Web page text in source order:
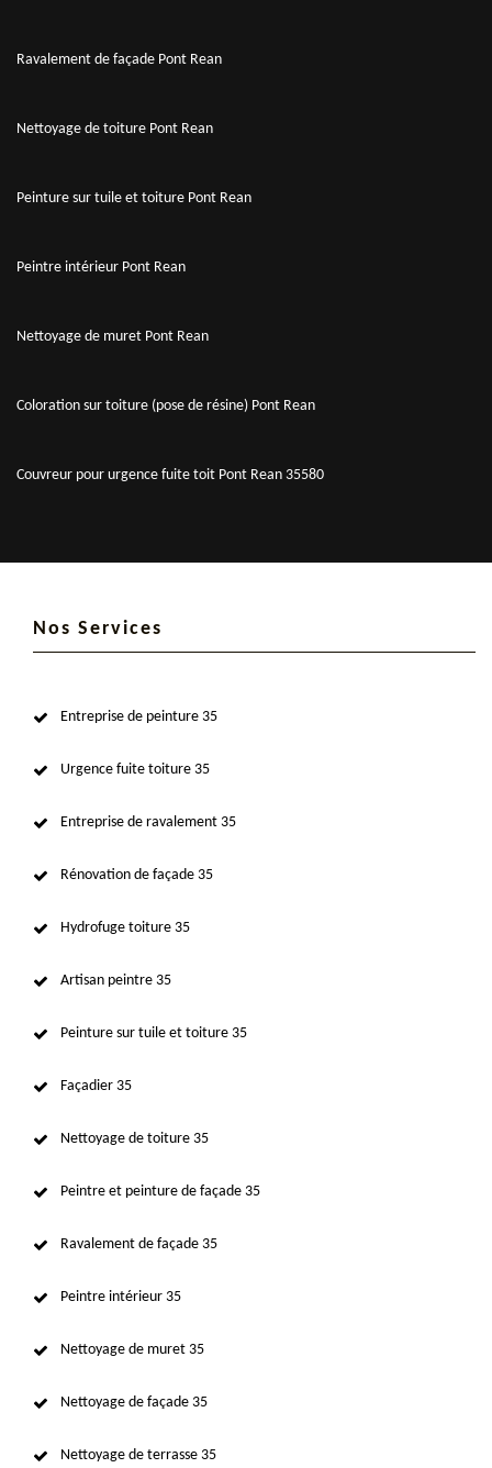
Ravalement de façade Pont Rean
Nettoyage de toiture Pont Rean
Peinture sur tuile et toiture Pont Rean
Peintre intérieur Pont Rean
Nettoyage de muret Pont Rean
Coloration sur toiture (pose de résine) Pont Rean
Couvreur pour urgence fuite toit Pont Rean 35580
Nos Services
Entreprise de peinture 35
Urgence fuite toiture 35
Entreprise de ravalement 35
Rénovation de façade 35
Hydrofuge toiture 35
Artisan peintre 35
Peinture sur tuile et toiture 35
Façadier 35
Nettoyage de toiture 35
Peintre et peinture de façade 35
Ravalement de façade 35
Peintre intérieur 35
Nettoyage de muret 35
Nettoyage de façade 35
Nettoyage de terrasse 35